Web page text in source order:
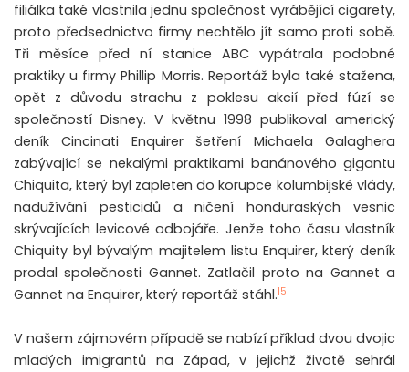
filiálka také vlastnila jednu společnost vyrábějící cigarety,
proto předsednictvo firmy nechtělo jít samo proti sobě.
Tři měsíce před ní stanice ABC vypátrala podobné
praktiky u firmy Phillip Morris. Reportáž byla také stažena,
opět z důvodu strachu z poklesu akcií před fúzí se
společností Disney. V květnu 1998 publikoval americký
deník Cincinati Enquirer šetření Michaela Galaghera
zabývající se nekalými praktikami banánového gigantu
Chiquita, který byl zapleten do korupce kolumbijské vlády,
nadužívání pesticidů a ničení honduraských vesnic
skrývajících levicové odbojáře. Jenže toho času vlastník
Chiquity byl bývalým majitelem listu Enquirer, který deník
prodal společnosti Gannet. Zatlačil proto na Gannet a
Gannet na Enquirer, který reportáž stáhl.15
V našem zájmovém případě se nabízí příklad dvou dvojic
mladých imigrantů na Západ, v jejichž životě sehrál